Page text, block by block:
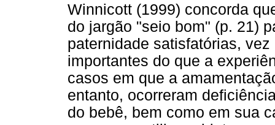
Winnicott (1999) concorda
do jargão "seio bom" (p. 21)
paternidade satisfatórias,
importantes do que a
casos em que a
entanto, ocorreram
do bebê, bem como em sua